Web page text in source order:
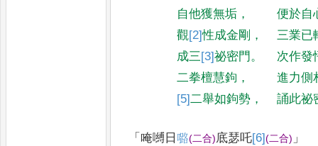
自他獲無垢 ，
便於自
觀[2]性成金剛 ，
三業已
成三[3]祕密門。
次作發
二拳檀慧鉤 ，
進力側
[5]二舉如鉤勢 ， 誦此祕
「 唵嚩日 𡀔(二合)底瑟吒[6](二合) 」